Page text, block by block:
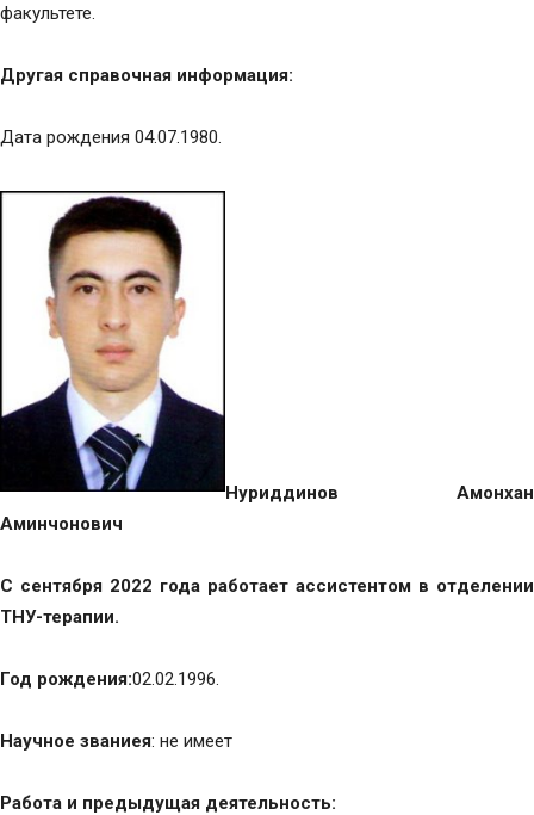
факультете.
Другая справочная информация:
Дата рождения 04.07.1980.
Нуриддинов Амонхан
Аминчонович
С сентября 2022 года работает ассистентом в отделении
ТНУ-терапии.
Год рождения:02.02.1996.
Научное званиея: не имеет
Работа и предыдущая деятельность: